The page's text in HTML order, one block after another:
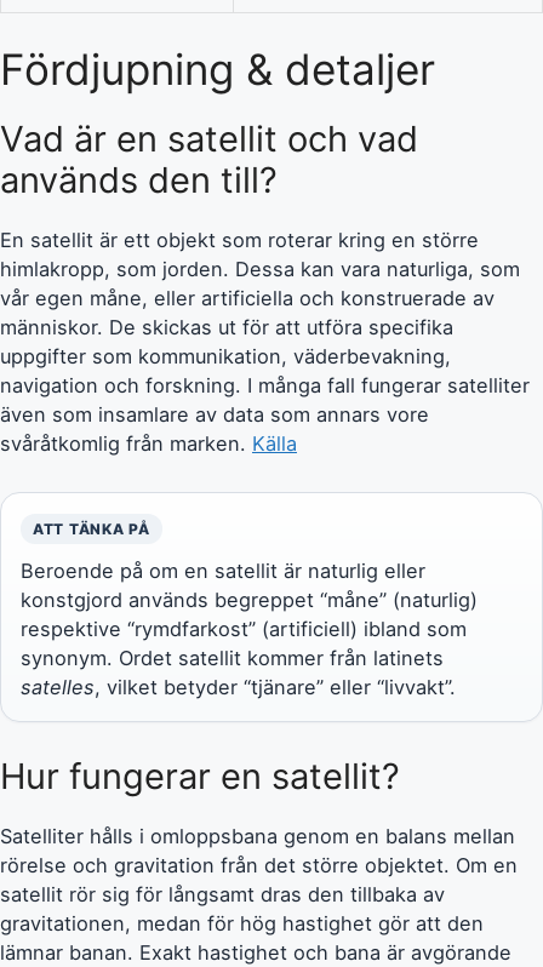
Fördjupning & detaljer
Vad är en satellit och vad
används den till?
En satellit är ett objekt som roterar kring en större
himlakropp, som jorden. Dessa kan vara naturliga, som
vår egen måne, eller artificiella och konstruerade av
människor. De skickas ut för att utföra specifika
uppgifter som kommunikation, väderbevakning,
navigation och forskning. I många fall fungerar satelliter
även som insamlare av data som annars vore
svåråtkomlig från marken. Källa
ATT TÄNKA PÅ
Beroende på om en satellit är naturlig eller
konstgjord används begreppet “måne” (naturlig)
respektive “rymdfarkost” (artificiell) ibland som
synonym. Ordet satellit kommer från latinets
satelles, vilket betyder “tjänare” eller “livvakt”.
Hur fungerar en satellit?
Satelliter hålls i omloppsbana genom en balans mellan
rörelse och gravitation från det större objektet. Om en
satellit rör sig för långsamt dras den tillbaka av
gravitationen, medan för hög hastighet gör att den
lämnar banan. Exakt hastighet och bana är avgörande